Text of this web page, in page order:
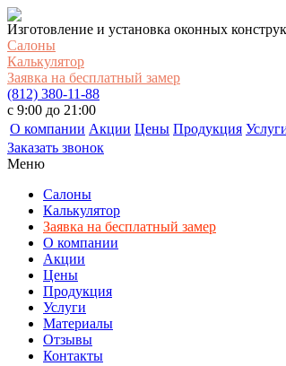
Изготовление и установка оконных
Салоны
Калькулятор
Заявка на бесплатный замер
(812) 380-11-88
c 9:00 до 21:00
О компании Акции Цены Продукция
Заказать звонок
Меню
Салоны
Калькулятор
Заявка на бесплатный замер
О компании
Акции
Цены
Продукция
Услуги
Материалы
Отзывы
Контакты